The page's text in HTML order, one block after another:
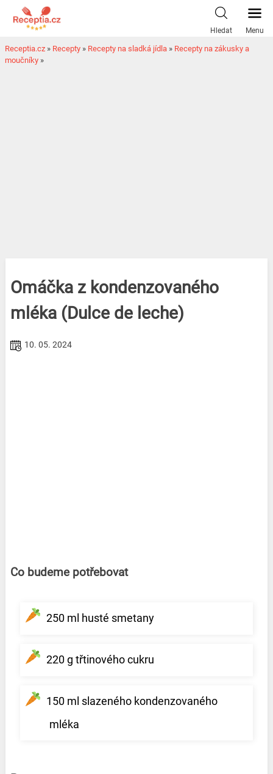
Hledat Menu
Receptia.cz » Recepty » Recepty na sladká jídla » Recepty na zákusky a
moučníky »
Omáčka z kondenzovaného
mléka (Dulce de leche)
10. 05. 2024
Co budeme potřebovat
250 ml husté smetany
220 g třtinového cukru
150 ml slazeného kondenzovaného
mléka